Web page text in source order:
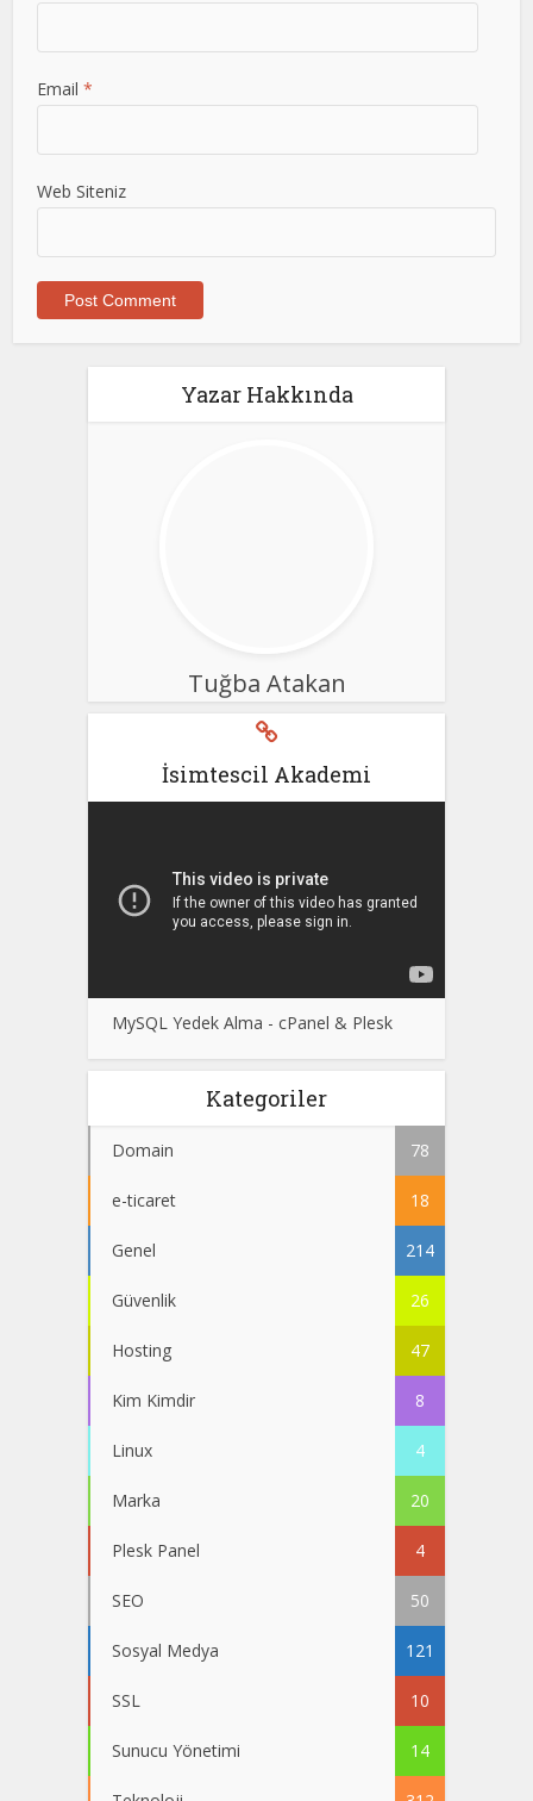
Email *
Web Siteniz
Yazar Hakkında
Tuğba Atakan
İsimtescil Akademi
MySQL Yedek Alma - cPanel & Plesk
Kategoriler
Domain 78
e-ticaret 18
Genel 214
Güvenlik 26
Hosting 47
Kim Kimdir 8
Linux 4
Marka 20
Plesk Panel 4
SEO 50
Sosyal Medya 121
SSL 10
Sunucu Yönetimi 14